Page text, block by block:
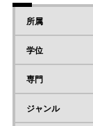
所属
学位
専門
ジャンル